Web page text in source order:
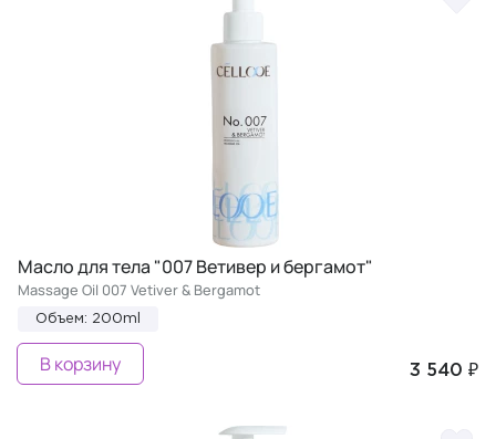
Масло для тела "007 Ветивер и бергамот"
Massage Oil 007 Vetiver & Bergamot
Объем: 200ml
3 540 ₽
В корзину